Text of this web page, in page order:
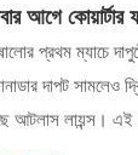
আগে
প্রথম ম্যাচে
দাপট সামলেও
আটলাস লায়ন্স। এই